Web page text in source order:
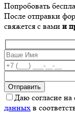
Попробовать
После отправки
свяжется с вами и
Даю согласие на
данных в